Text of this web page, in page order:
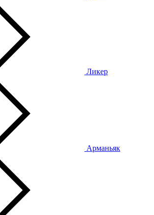
Ликер
Арманьяк